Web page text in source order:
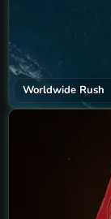
Worldwide Rush